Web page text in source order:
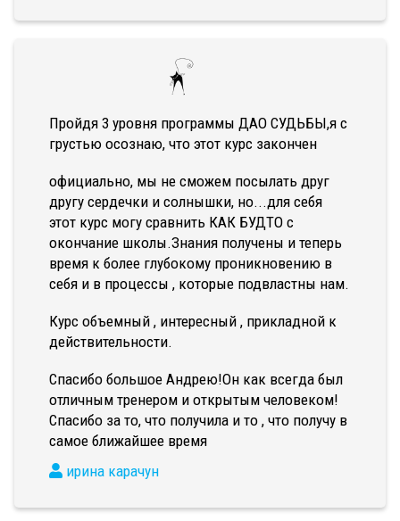
Пройдя 3 уровня программы ДАО СУДЬБЫ,я с
грустью осознаю, что этот курс закончен
официально, мы не сможем посылать друг
другу сердечки и солнышки, но...для себя
этот курс могу сравнить КАК БУДТО с
окончание школы.Знания получены и теперь
время к более глубокому проникновению в
себя и в процессы , которые подвластны нам.
Курс объемный , интересный , прикладной к
действительности.
Спасибо большое Андрею!Он как всегда был
отличным тренером и открытым человеком!
Спасибо за то, что получила и то , что получу в
самое ближайшее время
ирина карачун